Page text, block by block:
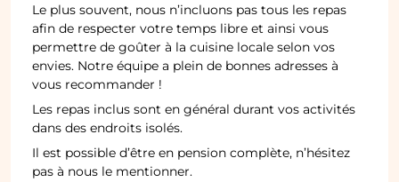
Le plus souvent, nous n’incluons pas tous les repas
afin de respecter votre temps libre et ainsi vous
permettre de goûter à la cuisine locale selon vos
envies. Notre équipe a plein de bonnes adresses à
vous recommander !
Les repas inclus sont en général durant vos activités
dans des endroits isolés.
Il est possible d’être en pension complète, n’hésitez
pas à nous le mentionner.